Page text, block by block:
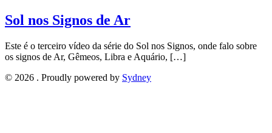
Sol nos Signos de Ar
Este é o terceiro vídeo da série do Sol nos Signos, onde falo sobre
os signos de Ar, Gêmeos, Libra e Aquário, […]
© 2026 . Proudly powered by Sydney